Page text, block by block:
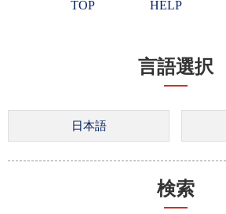
TOP HELP
言語選択
検索